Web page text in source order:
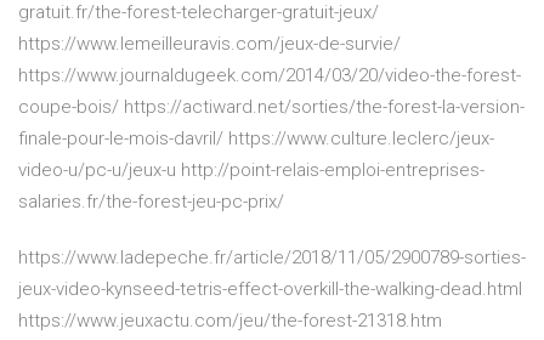
gratuit.fr/the-forest-telecharger-gratuit-jeux/
https://www.lemeilleuravis.com/jeux-de-survie/
https://www.journaldugeek.com/2014/03/20/video-the-forest-
coupe-bois/ https://actiward.net/sorties/the-forest-la-version-
finale-pour-le-mois-davril/ https://www.culture.leclerc/jeux-
video-u/pc-u/jeux-u http://point-relais-emploi-entreprises-
salaries.fr/the-forest-jeu-pc-prix/
https://www.ladepeche.fr/article/2018/11/05/2900789-sorties-
jeux-video-kynseed-tetris-effect-overkill-the-walking-dead.html
https://www.jeuxactu.com/jeu/the-forest-21318.htm